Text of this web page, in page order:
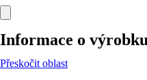
Informace o výrobku
Přeskočit oblast